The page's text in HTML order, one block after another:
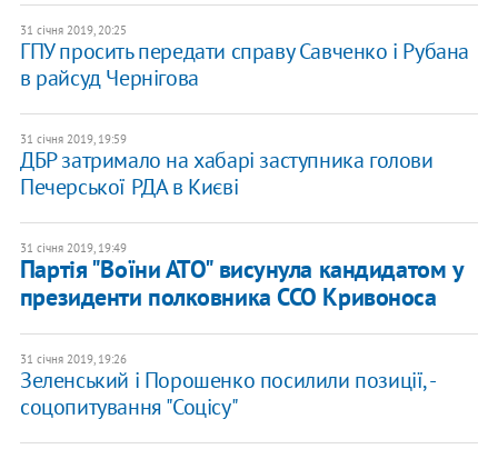
31 січня 2019, 20:25
ГПУ просить передати справу Савченко і Рубана
в райсуд Чернігова
31 січня 2019, 19:59
ДБР затримало на хабарі заступника голови
Печерської РДА в Києві
31 січня 2019, 19:49
Партія "Воїни АТО" висунула кандидатом у
президенти полковника ССО Кривоноса
31 січня 2019, 19:26
Зеленський і Порошенко посилили позиції, -
соцопитування "Соцісу"